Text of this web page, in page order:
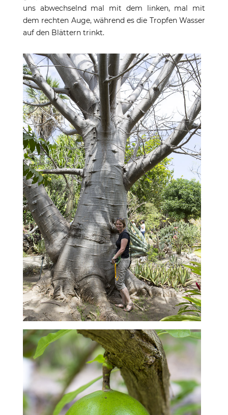
uns abwechselnd mal mit dem linken, mal mit
dem rechten Auge, während es die Tropfen Wasser
auf den Blättern trinkt.